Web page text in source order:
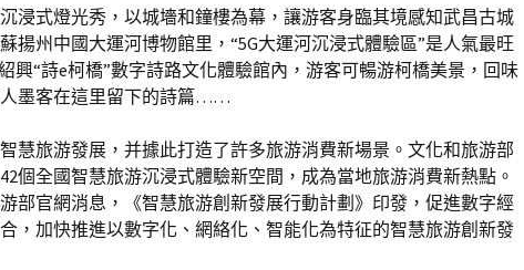
浸式燈光秀，以城墻和鐘樓為幕，讓游客身臨其境感知武昌古城
揚州中國大運河博物館里，“5G大運河沉浸式體驗區”是人氣最旺
興“詩e柯橋”數字詩路文化體驗館內，游客可暢游柯橋美景，回味
墨客在這里留下的詩篇……
慧旅游發展，并據此打造了許多旅游消費新場景。文化和旅游部
個全國智慧旅游沉浸式體驗新空間，成為當地旅游消費新熱點。
部官網消息，《智慧旅游創新發展行動計劃》印發，促進數字經
，加快推進以數字化、網絡化、智能化為特征的智慧旅游創新發